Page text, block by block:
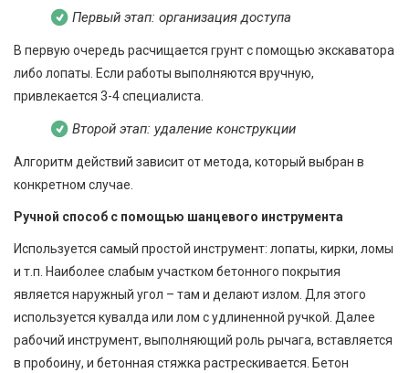
Первый этап: организация доступа
В первую очередь расчищается грунт с помощью экскаватора
либо лопаты. Если работы выполняются вручную,
привлекается 3-4 специалиста.
Второй этап: удаление конструкции
Алгоритм действий зависит от метода, который выбран в
конкретном случае.
Ручной способ с помощью шанцевого инструмента
Используется самый простой инструмент: лопаты, кирки, ломы
и т.п. Наиболее слабым участком бетонного покрытия
является наружный угол – там и делают излом. Для этого
используется кувалда или лом с удлиненной ручкой. Далее
рабочий инструмент, выполняющий роль рычага, вставляется
в пробоину, и бетонная стяжка растрескивается. Бетон